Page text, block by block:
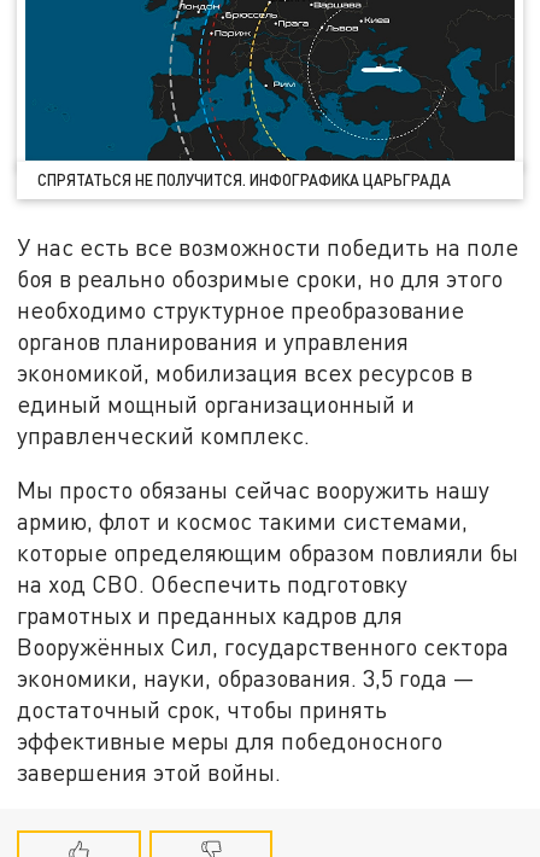
СПРЯТАТЬСЯ НЕ ПОЛУЧИТСЯ. ИНФОГРАФИКА ЦАРЬГРАДА
У нас есть все возможности победить на поле
боя в реально обозримые сроки, но для этого
необходимо структурное преобразование
органов планирования и управления
экономикой, мобилизация всех ресурсов в
единый мощный организационный и
управленческий комплекс.
Мы просто обязаны сейчас вооружить нашу
армию, флот и космос такими системами,
которые определяющим образом повлияли бы
на ход СВО. Обеспечить подготовку
грамотных и преданных кадров для
Вооружённых Сил, государственного сектора
экономики, науки, образования. 3,5 года —
достаточный срок, чтобы принять
эффективные меры для победоносного
завершения этой войны.